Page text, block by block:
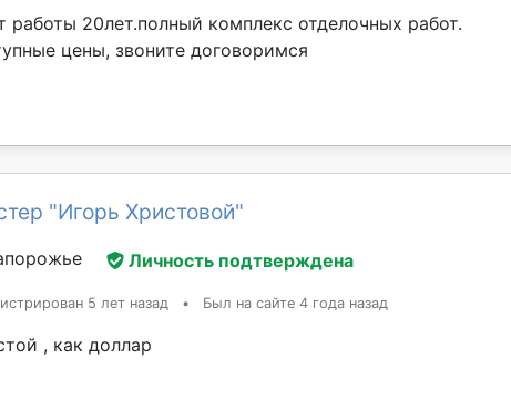
работы 20лет.полный комплекс отделочных работ.
цены, звоните договоримся
"Игорь Христовой"
Личность подтверждена
5 лет назад • Был на сайте 4 года назад
, как доллар